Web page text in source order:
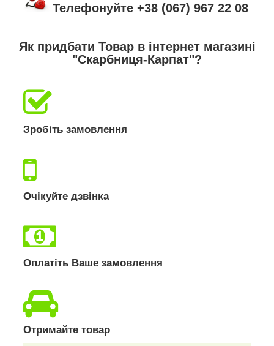
Телефонуйте +38 (067) 967 22 08
Як придбати Товар в інтернет магазині
"Скарбниця-Карпат"?
Зробіть замовлення
Очікуйте дзвінка
Оплатіть Ваше замовлення
Отримайте товар